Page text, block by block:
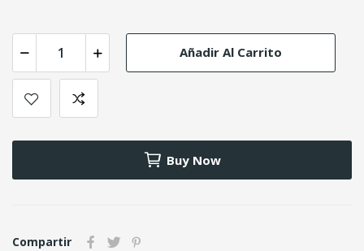
Añadir Al Carrito
Buy Now
Compartir